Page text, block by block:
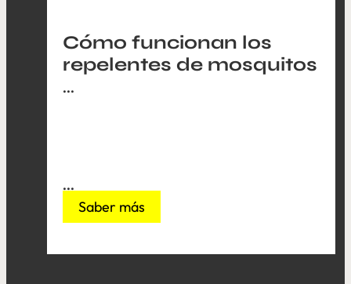
Cómo funcionan los
repelentes de mosquitos
...
...
Saber más